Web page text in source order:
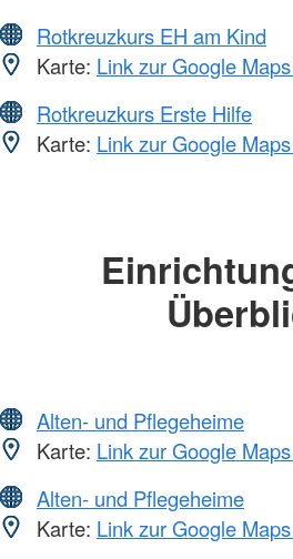
Rotkreuzkurs EH am Kind
Karte: Link zur Google
Rotkreuzkurs Erste Hilfe
Karte: Link zur Google
Alten- und Pflegeheime
Karte: Link zur Google
Alten- und Pflegeheime
Karte: Link zur Google